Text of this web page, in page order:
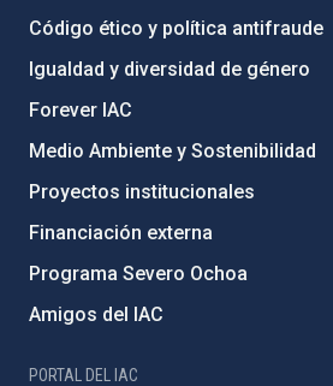
Código ético y política antifraude
Igualdad y diversidad de género
Forever IAC
Medio Ambiente y Sostenibilidad
Proyectos institucionales
Financiación externa
Programa Severo Ochoa
Amigos del IAC
PORTAL DEL IAC